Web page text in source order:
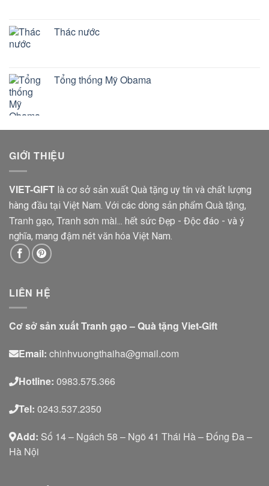
Thác nước
Tổng thống Mỹ Obama
GIỚI THIỆU
VIET-GIFT là cơ sở sản xuất Quà tặng uy tín và chất lượng
hàng đầu tại Việt Nam. Với các dòng sản phẩm Quà tặng,
Tranh gạo, Tranh sơn mài ... hết sức Đẹp - Độc đáo - và ý
nghĩa, mang đậm nét văn hóa Việt Nam.
LIÊN HỆ
Cơ sở sản xuất Tranh gạo – Quà tặng Viet-Gift
Email: chinhvuongthaiha@gmail.com
Hotline: 0983.575.366
Tel: 0243.537.2350
Add: Số 14 – Ngách 58 – Ngõ 41 Thái Hà – Đống Đa –
Hà Nội